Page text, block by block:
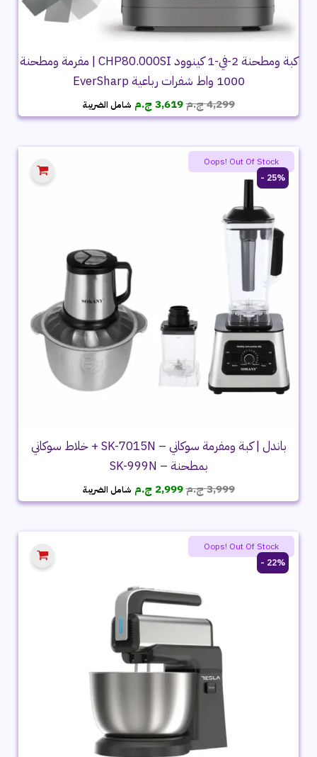
كبة ومطحنة 2-في-1 كينوود CHP80.000SI | مفرمة ومطحنة
1000 واط شفرات رباعية EverSharp
4,299ج.مالسعر
الأصلي
4,299 ج.م.
3,619 ج.م السعر
الحالي
3,619 ج.م.
شامل الضريبة
25% -
باندل | كبة ومفرمة سوكاني – SK-7015N + خلاط سوكاني
بمطحنة – SK-999N
3,999ج.مالسعر
الأصلي
3,999 ج.م.
2,999 ج.م السعر
الحالي
2,999 ج.م.
شامل الضريبة
Oops! Out Of Stock
22% -
Oops! Out Of Stock